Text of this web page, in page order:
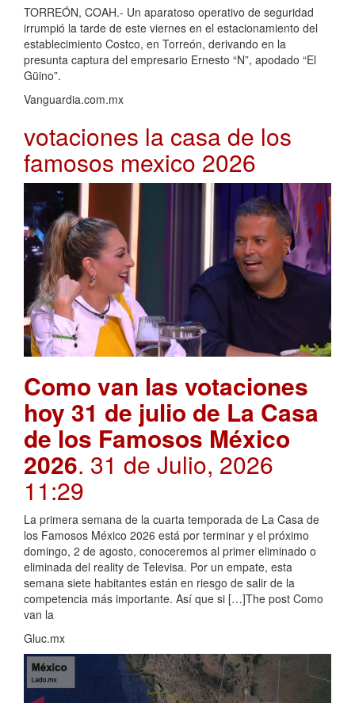
TORREÓN, COAH.- Un aparatoso operativo de seguridad
irrumpió la tarde de este viernes en el estacionamiento del
establecimiento Costco, en Torreón, derivando en la
presunta captura del empresario Ernesto “N”, apodado “El
Güino”.
Vanguardia.com.mx
votaciones la casa de los
famosos mexico 2026
Como van las votaciones
hoy 31 de julio de La Casa
de los Famosos México
2026. 31 de Julio, 2026
11:29
La primera semana de la cuarta temporada de La Casa de
los Famosos México 2026 está por terminar y el próximo
domingo, 2 de agosto, conoceremos al primer eliminado o
eliminada del reality de Televisa. Por un empate, esta
semana siete habitantes están en riesgo de salir de la
competencia más importante. Así que si […]The post Como
van la
Gluc.mx